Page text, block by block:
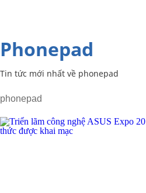
phonepad
Tin tức mới nhất về phonepad
phonepad